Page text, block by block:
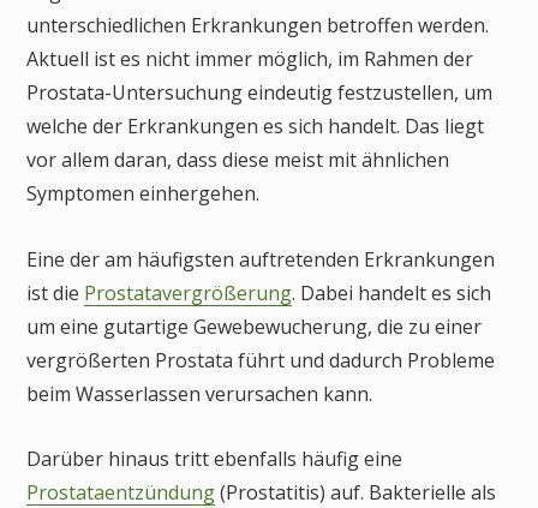
unterschiedlichen Erkrankungen betroffen werden.
Aktuell ist es nicht immer möglich, im Rahmen der
Prostata-Untersuchung eindeutig festzustellen, um
welche der Erkrankungen es sich handelt. Das liegt
vor allem daran, dass diese meist mit ähnlichen
Symptomen einhergehen.
Eine der am häufigsten auftretenden Erkrankungen
ist die Prostatavergrößerung. Dabei handelt es sich
um eine gutartige Gewebewucherung, die zu einer
vergrößerten Prostata führt und dadurch Probleme
beim Wasserlassen verursachen kann.
Darüber hinaus tritt ebenfalls häufig eine
Prostataentzündung(Prostatitis) auf. Bakterielle als